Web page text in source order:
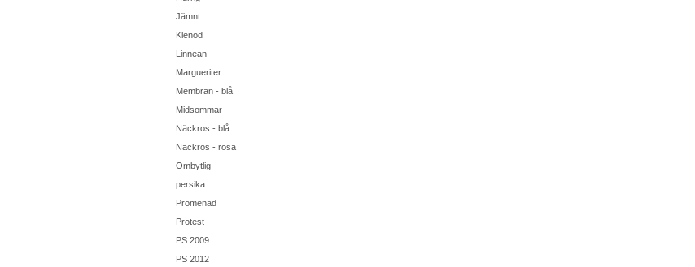
Jämnt
Klenod
Linnean
Margueriter
Membran - blå
Midsommar
Näckros - blå
Näckros - rosa
Ombytlig
persika
Promenad
Protest
PS 2009
PS 2012